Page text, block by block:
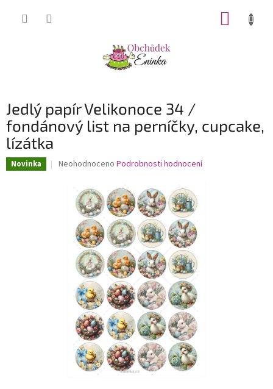
Jedlý papír Velikonoce 34 /
fondánový list na perníčky, cupcake,
lízátka
Novinka
Průměrné
produktu
hvězdiček.
Neohodnoceno Podrobnosti hodnocení